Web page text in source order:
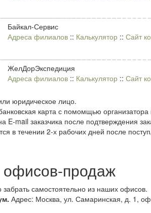
Байкал-Сервис
Адреса филиалов :: Калькулятор :: Сайт
ЖелДорЭкспедиция
Адреса филиалов :: Калькулятор :: Сайт
юридическое лицо.
карта с помомщью
E-mail заказчика после подтверждения
в течении 2-х рабочих дней после
продаж
самостоятельно из наших офисов.
Адрес: Москва, ул. Самаринская, д. 1,